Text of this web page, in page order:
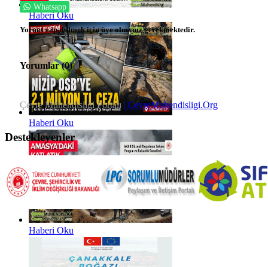
Haberi Oku
Haberi Oku
Haberi Oku
Whatsapp
Yorum yapabilmek için üye olmanız gerekmektedir.
Yorumlar (0)
Çevre Mühendisliği Portalı | CevreMuhendisligi.Org
Destekleyenler